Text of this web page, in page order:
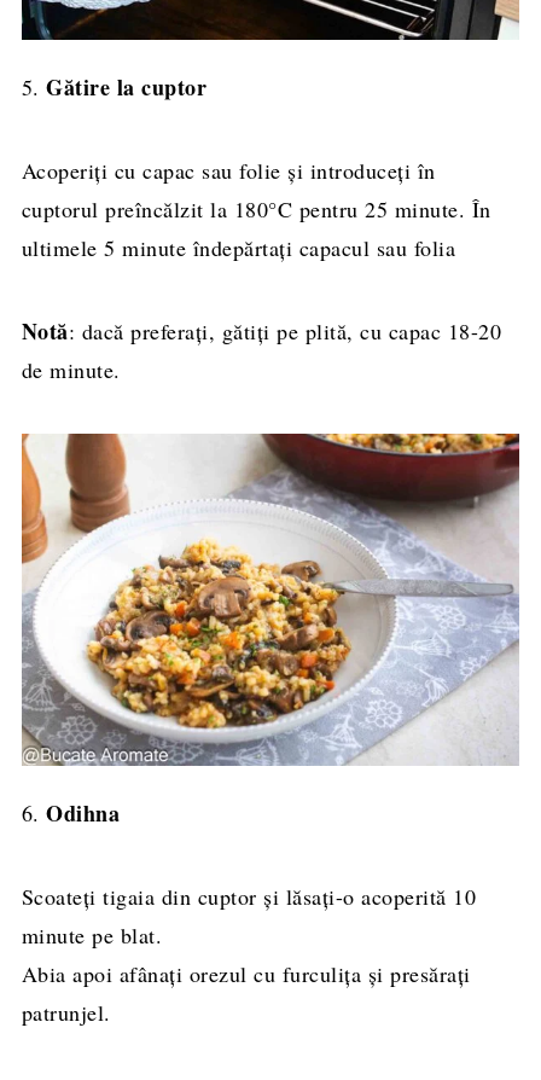
5.Gătire la cuptor
Acoperiți cu capac sau folie și introduceți în
cuptorul preîncălzit la 180°C pentru 25 minute. În
ultimele 5 minute îndepărtați capacul sau folia
Notă: dacă preferați, gătiți pe plită, cu capac 18-20
de minute.
6.Odihna
Scoateți tigaia din cuptor și lăsați-o acoperită 10
minute pe blat.
Abia apoi afânați orezul cu furculița și presărați
patrunjel.